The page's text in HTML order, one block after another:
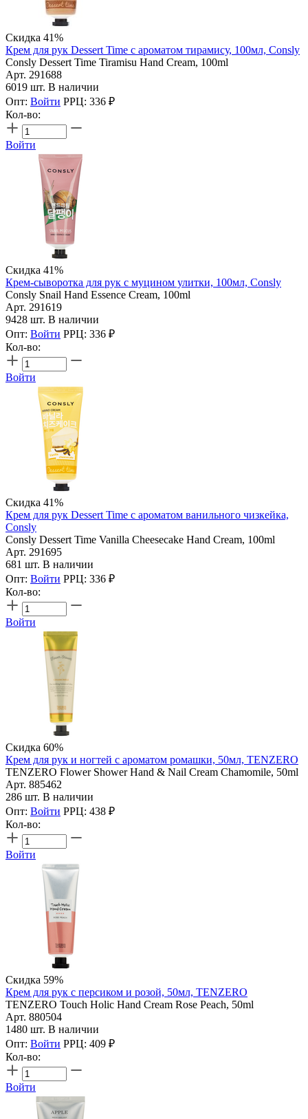
Скидка 41%
Крем для рук Dessert Time с ароматом тирамису, 100мл, Consly
Consly Dessert Time Tiramisu Hand Cream, 100ml
Арт. 291688
6019 шт. В наличии
Опт: Войти РРЦ: 336 ₽
Кол-во:
Войти
Скидка 41%
Крем-сыворотка для рук с муцином улитки, 100мл, Consly
Consly Snail Hand Essence Cream, 100ml
Арт. 291619
9428 шт. В наличии
Опт: Войти РРЦ: 336 ₽
Кол-во:
Войти
Скидка 41%
Крем для рук Dessert Time с ароматом ванильного чизкейка,
Consly
Consly Dessert Time Vanilla Cheesecake Hand Cream, 100ml
Арт. 291695
681 шт. В наличии
Опт: Войти РРЦ: 336 ₽
Кол-во:
Войти
Скидка 60%
Крем для рук и ногтей с ароматом ромашки, 50мл, TENZERO
TENZERO Flower Shower Hand & Nail Cream Chamomile, 50ml
Арт. 885462
286 шт. В наличии
Опт: Войти РРЦ: 438 ₽
Кол-во:
Войти
Скидка 59%
Крем для рук с персиком и розой, 50мл, TENZERO
TENZERO Touch Holic Hand Cream Rose Peach, 50ml
Арт. 880504
1480 шт. В наличии
Опт: Войти РРЦ: 409 ₽
Кол-во:
Войти